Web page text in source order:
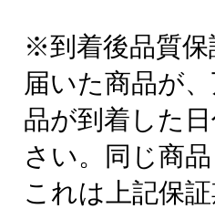
※到着後品質
届いた商品が
品が到着した
さい。同じ商
これは上記保